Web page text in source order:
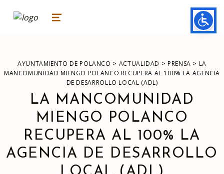
ayuntamiento de polanco
AYUNTAMIENTO DE POLANCO MENU
AYUNTAMIENTO DE POLANCO > ACTUALIDAD > PRENSA > LA
MANCOMUNIDAD MIENGO POLANCO RECUPERA AL 100% LA AGENCIA
DE DESARROLLO LOCAL (ADL)
LA MANCOMUNIDAD
MIENGO POLANCO
RECUPERA AL 100% LA
AGENCIA DE DESARROLLO